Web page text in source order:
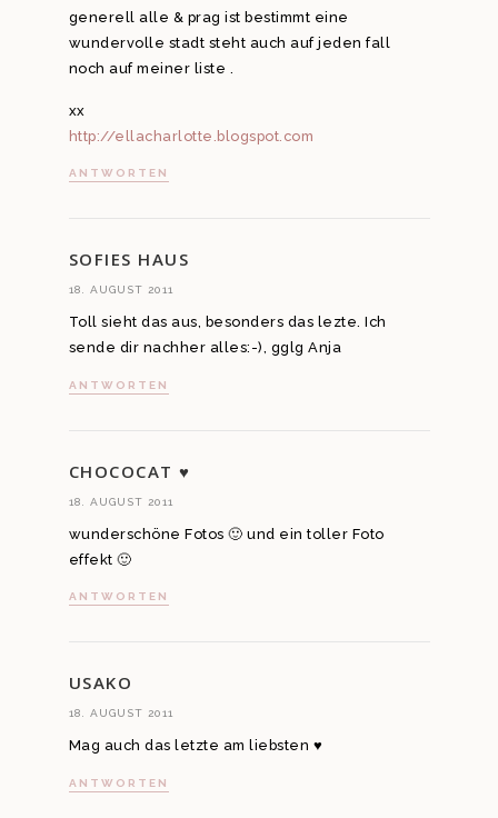
generell alle & prag ist bestimmt eine
wundervolle stadt steht auch auf jeden fall
noch auf meiner liste .
xx
http://ellacharlotte.blogspot.com
ANTWORTEN
SOFIES HAUS
18. AUGUST 2011
Toll sieht das aus, besonders das lezte. Ich
sende dir nachher alles:-), gglg Anja
ANTWORTEN
CHOCOCAT ♥
18. AUGUST 2011
wunderschöne Fotos 🙂 und ein toller Foto
effekt 🙂
ANTWORTEN
USAKO
18. AUGUST 2011
Mag auch das letzte am liebsten ♥
ANTWORTEN